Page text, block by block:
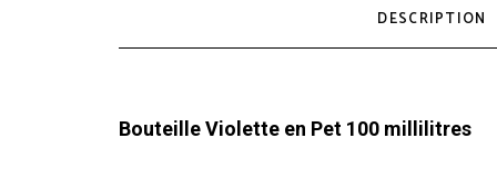
DESCRIPTION
Bouteille Violette en Pet 100 millilitres